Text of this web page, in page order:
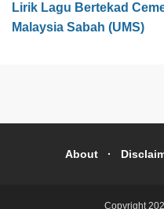
Lirik Lagu Bertekad
Malaysia Sabah (UMS)
About
Copyright